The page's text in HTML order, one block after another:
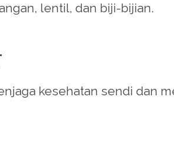
lentil, dan biji-bijian.
kesehatan sendi dan